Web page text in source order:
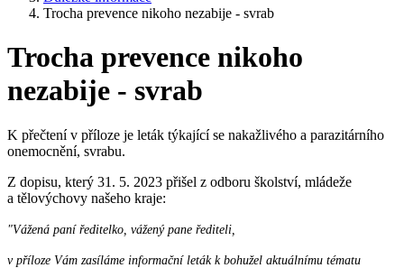
Trocha prevence nikoho nezabije - svrab
Trocha prevence nikoho
nezabije - svrab
K přečtení v příloze je leták týkající se nakažlivého a parazitárního
onemocnění, svrabu.
Z dopisu, který 31. 5. 2023 přišel z odboru školství, mládeže
a tělovýchovy našeho kraje:
"Vážená paní ředitelko, vážený pane řediteli,
v příloze Vám zasíláme informační leták k bohužel aktuálnímu tématu